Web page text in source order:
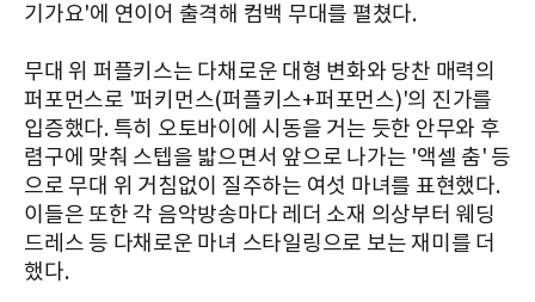
기가요'에 연이어 출격해 컴백 무대를 펼쳤다.
무대 위 퍼플키스는 다채로운 대형 변화와 당찬 매력의
퍼포먼스로 '퍼키먼스(퍼플키스+퍼포먼스)'의 진가를
입증했다. 특히 오토바이에 시동을 거는 듯한 안무와 후
렴구에 맞춰 스텝을 밟으면서 앞으로 나가는 '액셀 춤' 등
으로 무대 위 거침없이 질주하는 여섯 마녀를 표현했다.
이들은 또한 각 음악방송마다 레더 소재 의상부터 웨딩
드레스 등 다채로운 마녀 스타일링으로 보는 재미를 더
했다.